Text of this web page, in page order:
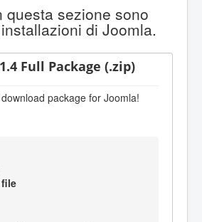
questa sezione sono
di Joomla.
Full Package (.zip)
package for Joomla!